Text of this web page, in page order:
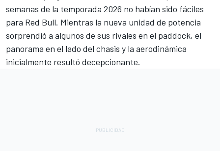
semanas de la temporada 2026 no habían sido fáciles
para Red Bull. Mientras la nueva unidad de potencia
sorprendió a algunos de sus rivales en el paddock, el
panorama en el lado del chasis y la aerodinámica
inicialmente resultó decepcionante.